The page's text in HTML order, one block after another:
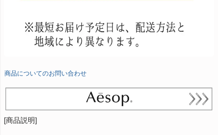
商品についてのお問い合わせ
[商品説明]